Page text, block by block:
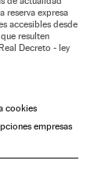
reserva expresa
accesibles desde
resulten
Decreto - ley
cookies
empresas